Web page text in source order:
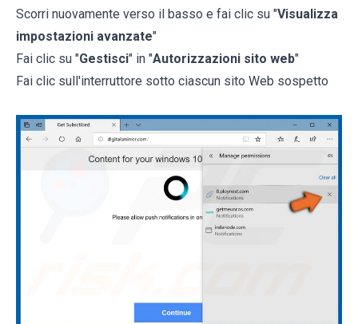
Scorri nuovamente verso il basso e fai clic su "Visualizza
impostazioni avanzate"
Fai clic su "Gestisci" in "Autorizzazioni sito web"
Fai clic sull'interruttore sotto ciascun sito Web sospetto